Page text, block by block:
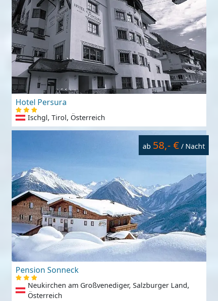
Hotel Persura
Ischgl, Tirol, Österreich
ab 58,- € / Nacht
Pension Sonneck
Neukirchen am Großvenediger, Salzburger Land,
Österreich